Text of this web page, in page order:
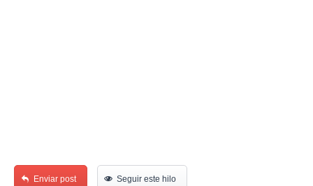
Enviar post Seguir este hilo